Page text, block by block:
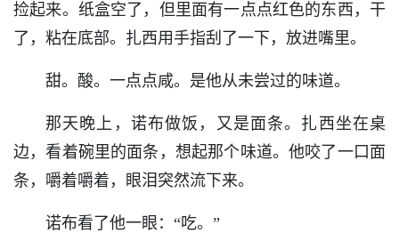
捡起来。纸盒空了，但里面有一点点红色的东西，干
了，粘在底部。扎西用手指刮了一下，放进嘴里。
甜。酸。一点点咸。是他从未尝过的味道。
那天晚上，诺布做饭，又是面条。扎西坐在桌
边，看着碗里的面条，想起那个味道。他咬了一口面
条，嚼着嚼着，眼泪突然流下来。
诺布看了他一眼：“吃。”